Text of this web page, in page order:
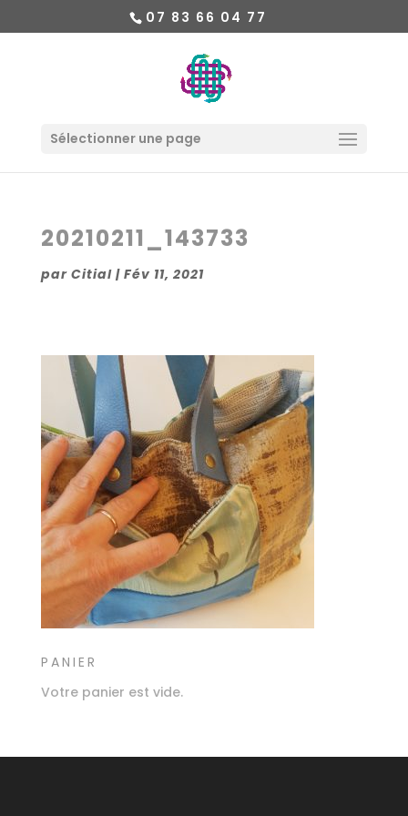
07 83 66 04 77
Sélectionner une page
20210211_143733
par Citial| Fév 11, 2021
PANIER
Votre panier est vide.